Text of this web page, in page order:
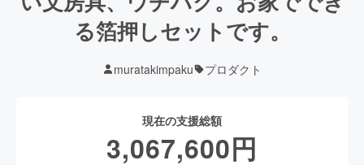
る箔押しセットです。
muratakimpaku プロダクト
現在の支援総額
3,067,600円